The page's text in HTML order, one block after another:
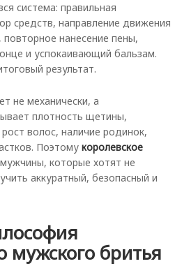
система: правильная
средств, направление движения
нанесение пены,
и успокаивающий бальзам.
результат.
не механически, а
плотность щетины,
волос, наличие родинок,
Поэтому королевское
которые хотят не
аккуратный, безопасный и
мужского бритья